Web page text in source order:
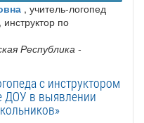
, учитель-логопед
, инструктор по
Республика -
с инструктором
ДОУ в выявлении